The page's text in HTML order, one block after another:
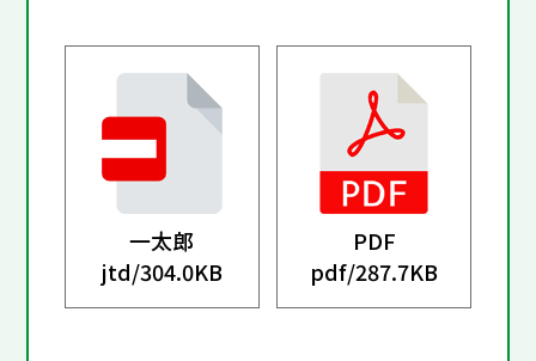
一太郎
jtd/304.0KB
PDF
pdf/287.7KB